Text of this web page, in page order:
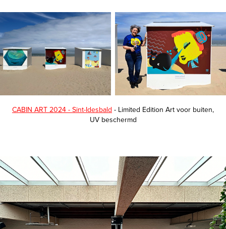
CABIN ART 2024 - Sint-Idesbald - Limited Edition Art voor buiten,
UV beschermd